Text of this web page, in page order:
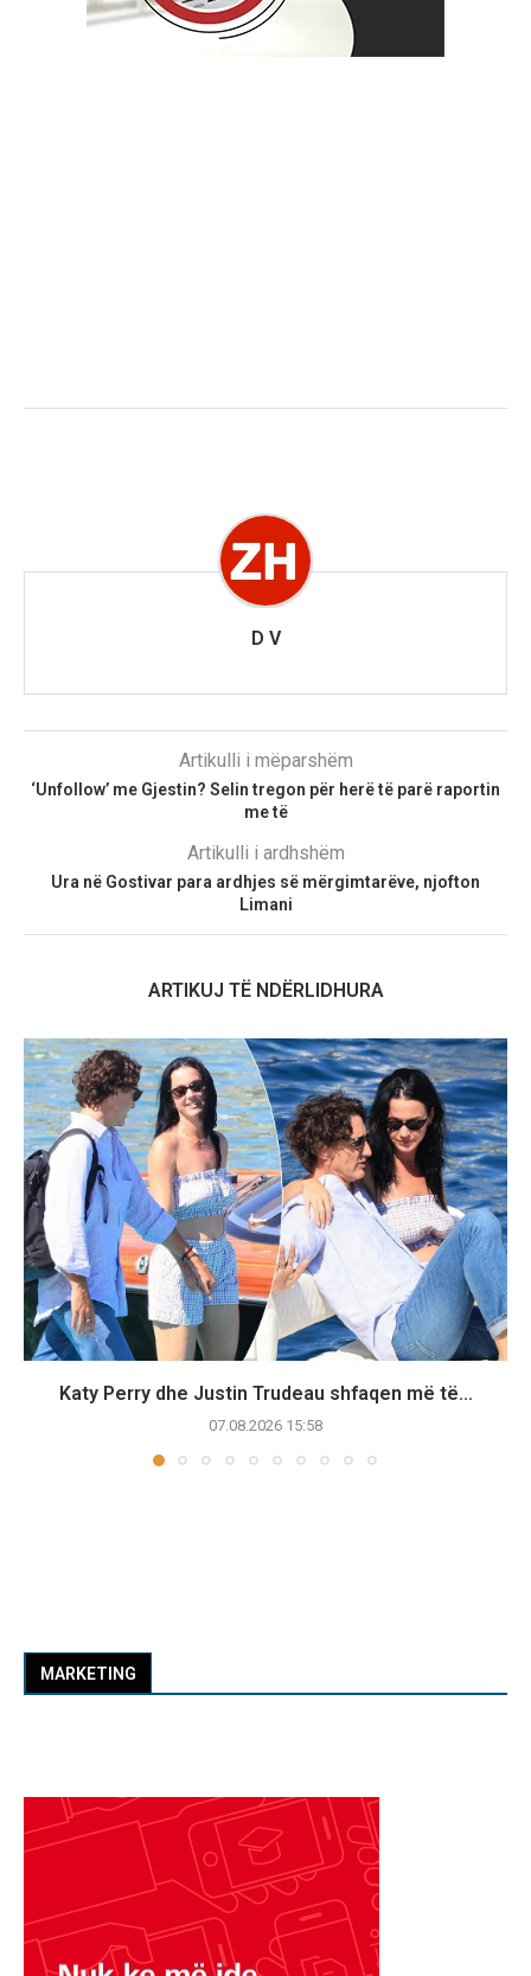
D V
Artikulli i mëparshëm
‘Unfollow’ me Gjestin? Selin tregon për herë të parë raportin
me të
Artikulli i ardhshëm
Ura në Gostivar para ardhjes së mërgimtarëve, njofton
Limani
ARTIKUJ TË NDËRLIDHURA
Katy Perry dhe Justin Trudeau shfaqen më të...
07.08.2026 15:58
MARKETING